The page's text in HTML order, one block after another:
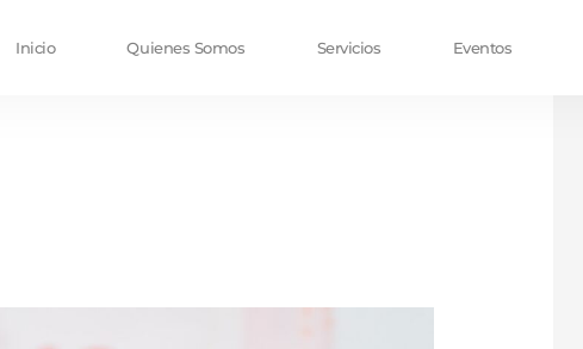
Inicio Quienes Somos Servicios Eventos